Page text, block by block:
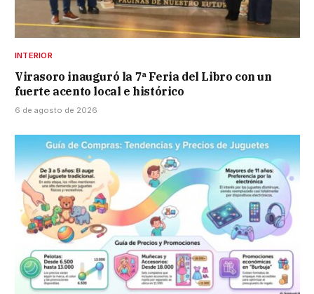
INTERIOR
Virasoro inauguró la 7ª Feria del Libro con un
fuerte acento local e histórico
6 de agosto de 2026